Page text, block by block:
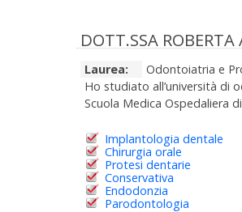
DOTT.SSA ROBERTA
Laurea:
Odontoiatria e
Ho studiato all’università di
Scuola Medica Ospedaliera
Implantologia dentale
Chirurgia orale
Protesi dentarie
Conservativa
Endodonzia
Parodontologia